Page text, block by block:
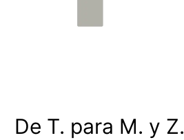
De T. para M. y Z.